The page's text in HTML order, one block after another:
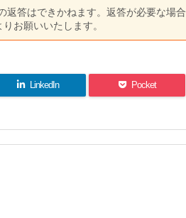
返答はできかねます。返答が必要な場合
りお願いいたします。
LinkedIn Pocket